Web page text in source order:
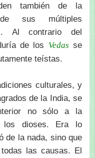
también de la
sus múltiples
Al contrario del
de los Vedas se
teístas.
culturales, y
de la India, se
no sólo a la
los dioses. Era lo
de la nada, sino que
las causas. El